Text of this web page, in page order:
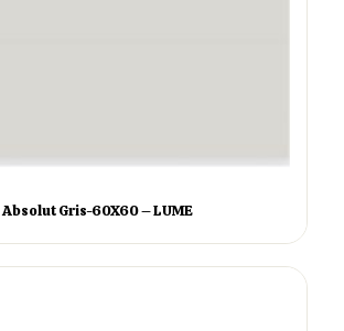
Absolut Gris-60X60 – LUME